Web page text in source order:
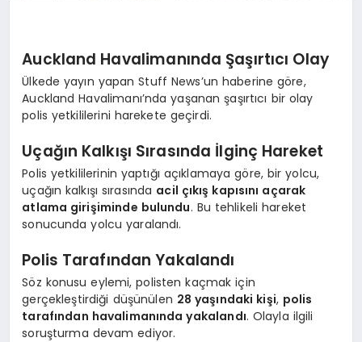
Auckland Havalimanında Şaşırtıcı Olay
Ülkede yayın yapan Stuff News’un haberine göre,
Auckland Havalimanı’nda yaşanan şaşırtıcı bir olay
polis yetkililerini harekete geçirdi.
Uçağın Kalkışı Sırasında İlginç Hareket
Polis yetkililerinin yaptığı açıklamaya göre, bir yolcu,
uçağın kalkışı sırasında acil çıkış kapısını açarak
atlama girişiminde bulundu. Bu tehlikeli hareket
sonucunda yolcu yaralandı.
Polis Tarafından Yakalandı
Söz konusu eylemi, polisten kaçmak için
gerçekleştirdiği düşünülen 28 yaşındaki kişi, polis
tarafından havalimanında yakalandı. Olayla ilgili
soruşturma devam ediyor.